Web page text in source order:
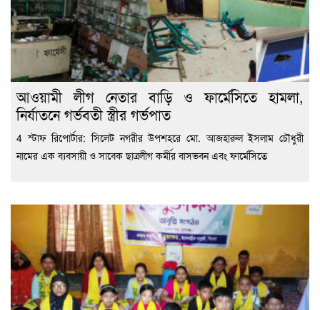
আওয়ামী লীগ নেতার বাড়ি ও ফার্মেসিতে হামলা,
নির্যাতনে গর্ভবতী স্ত্রীর গর্ভপাত
4 স্টাফ রিপোর্টার: সিলেট নগরীর উপশহরে মো. আজহারুল ইসলাম চৌধুরী
নামের এক ব্যবসায়ী ও সাবেক ছাত্রলীগ কর্মীর বাসভবন এবং ফার্মেসিতে